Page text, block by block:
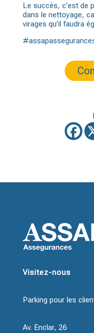
Le succès, c’est de
dans le nettoyage,
virages qu’il faudra
Visitez-nous
Parking pour les
Av. Enclar, 26